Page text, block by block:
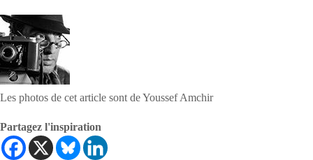
Les photos de cet article sont de Youssef Amchir
Partagez l'inspiration